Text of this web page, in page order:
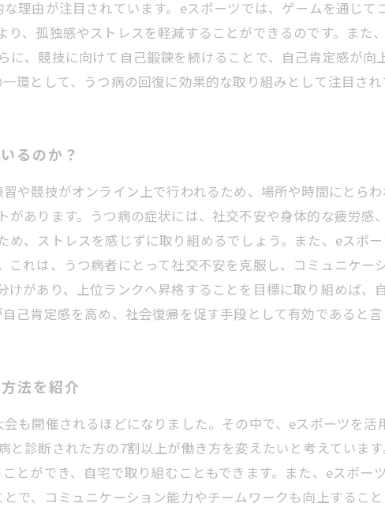
理由が注目されています。eスポーツでは、ゲームを通じ
、孤独感やストレスを軽減することができるのです。また
に、競技に向けて自己鍛錬を続けることで、自己肯定感が向
環として、うつ病の回復に効果的な取り組みとして注目され
るのか？
や競技がオンライン上で行われるため、場所や時間にとら
があります。うつ病の症状には、社交不安や身体的な疲労感
め、ストレスを感じずに取り組めるでしょう。また、eスポ
これは、うつ病者にとって社交不安を克服し、コミュニケー
けがあり、上位ランクへ昇格することを目標に取り組めば、
己肯定感を高め、社会復帰を促す手段として有効であると言
法を紹介
も開催されるほどになりました。その中で、eスポーツを
と診断された方の7割以上が働き方を変えたいと考えていま
とができ、自宅で取り組むこともできます。また、eスポー
で、コミュニケーション能力やチームワークも向上するこ